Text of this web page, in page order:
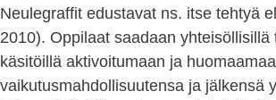
Neulegraffit edustavat ns. itse tehtyä
2010). Oppilaat saadaan yhteisöllisillä
käsitöillä aktivoitumaan ja
vaikutusmahdollisuutensa ja jälkensä